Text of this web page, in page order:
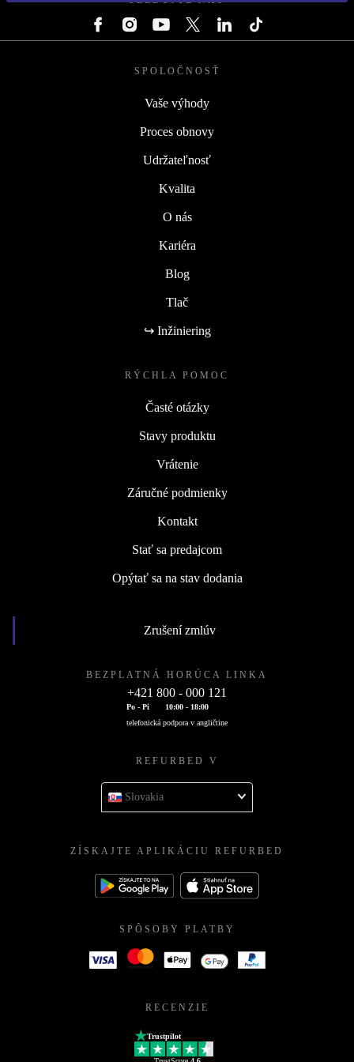
SPOLOČNOSŤ
Vaše výhody
Proces obnovy
Udržateľnosť
Kvalita
O nás
Kariéra
Blog
Tlač
↪ Inžiniering
RÝCHLA POMOC
Časté otázky
Stavy produktu
Vrátenie
Záručné podmienky
Kontakt
Stať sa predajcom
Opýtať sa na stav dodania
Zrušení zmlúv
BEZPLATNÁ HORÚCA LINKA
+421 800 - 000 121
Po - Pi
10:00 - 18:00
telefonická podpora v angličtine
REFURBED V
Slovakia
ZÍSKAJTE APLIKÁCIU REFURBED
SPÔSOBY PLATBY
RECENZIE
Trustpilot